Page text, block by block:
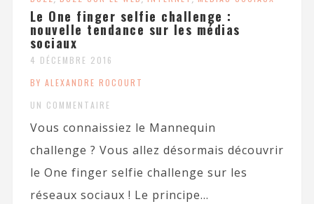
Le One finger selfie challenge :
nouvelle tendance sur les médias
sociaux
4 DÉCEMBRE 2016
BY ALEXANDRE ROCOURT
UN COMMENTAIRE
Vous connaissiez le Mannequin
challenge ? Vous allez désormais découvrir
le One finger selfie challenge sur les
réseaux sociaux ! Le principe...